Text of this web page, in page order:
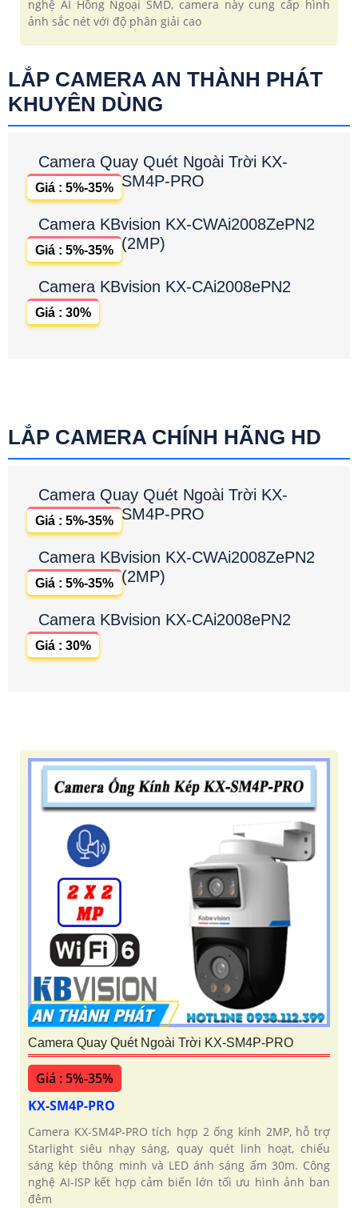
nghệ AI Hồng Ngoại SMD, camera này cung cấp hình
ảnh sắc nét với độ phân giải cao
LẮP CAMERA AN THÀNH PHÁT
KHUYÊN DÙNG
Camera Quay Quét Ngoài Trời KX-
SM4P-PRO
Giá : 5%-35%
Camera KBvision KX-CWAi2008ZePN2
(2MP)
Giá : 5%-35%
Camera KBvision KX-CAi2008ePN2
Giá : 30%
LẮP CAMERA CHÍNH HÃNG HD
Camera Quay Quét Ngoài Trời KX-
SM4P-PRO
Giá : 5%-35%
Camera KBvision KX-CWAi2008ZePN2
(2MP)
Giá : 5%-35%
Camera KBvision KX-CAi2008ePN2
Giá : 30%
Camera Quay Quét Ngoài Trời KX-SM4P-PRO
Giá : 5%-35%
KX-SM4P-PRO
Camera KX-SM4P-PRO tích hợp 2 ống kính 2MP, hỗ trợ
Starlight siêu nhạy sáng, quay quét linh hoạt, chiếu
sáng kép thông minh và LED ánh sáng ấm 30m. Công
nghệ AI-ISP kết hợp cảm biến lớn tối ưu hình ảnh ban
đêm